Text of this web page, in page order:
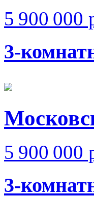
5 900 000
3-
5 900 000
3-